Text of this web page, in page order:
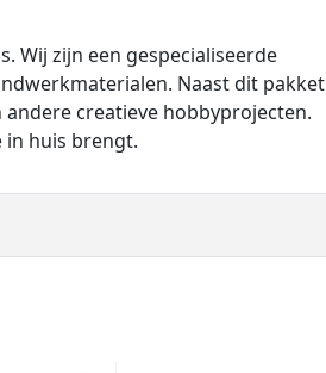
Wij zijn een gespecialiseerde
Naast dit pakket
creatieve hobbyprojecten.
in huis brengt.